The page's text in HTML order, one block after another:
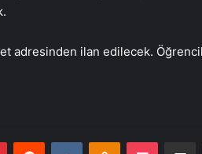
adresinden ilan edilecek.
PinterestReddit VKontakteOdnoklassniki
Pocket